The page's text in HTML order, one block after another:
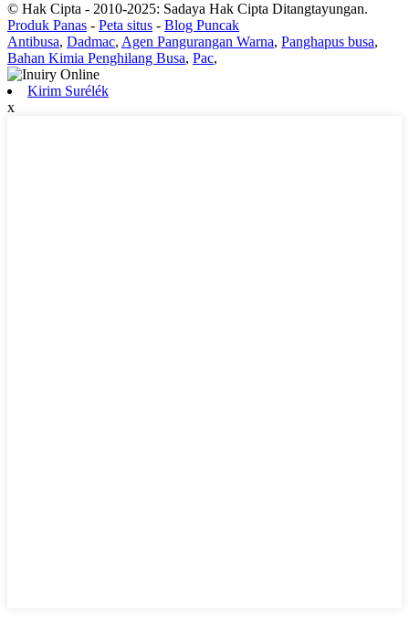
© Hak Cipta - 2010-2025: Sadaya Hak Cipta Ditangtayungan.
Produk Panas - Peta situs - Blog Puncak
Antibusa, Dadmac, Agen Pangurangan Warna, Panghapus busa,
Bahan Kimia Penghilang Busa, Pac,
Kirim Surélék
x